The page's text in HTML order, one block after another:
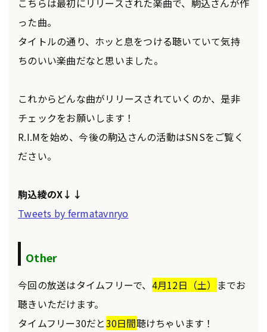
こちらは最初にリリースされた楽曲で、駒込さんが作
った曲。
タイトルの通り、ホッと息をつける聴いていて気持
ちのいい楽曲だなと思いました。
これからどんな曲がリリースされていくのか、是非
チェックをお願いします！
R.I.Mを始め、今後の駒込さんの活動はSNSをご覧く
ださい。
駒込綾のX↓↓
Tweets by fermatavnryo
Other
今回の放送はタイムフリーで、 4月12日（土）
までお
聴きいただけます。
タイムフリー30だと30日間聴けちゃいます！